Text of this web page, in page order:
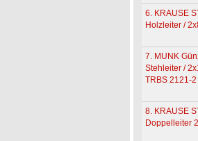
6. KRAUSE
Holzleiter /
7. MUNK
Stehleiter /
TRBS 2121-2
8. KRAUSE
Doppelleiter